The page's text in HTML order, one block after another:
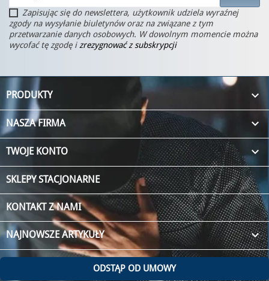
Zapisując się do newslettera, użytkownik udziela wyraźnej
zgody na wysyłanie biuletynów oraz na związane z tym
przetwarzanie danych osobowych. W dowolnym momencie można
wycofać tę zgodę i zrezygnować z subskrypcji
PRODUKTY 
NASZA FIRMA 
TWOJE KONTO 
SKLEPY STACJONARNE
KONTAKT Z NAMI
NAJNOWSZE ARTYKUŁY keyboard_arrow_down
ODSTĄP OD UMOWY